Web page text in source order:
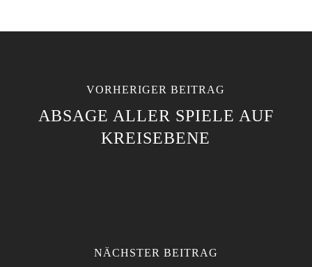
VORHERIGER BEITRAG
ABSAGE ALLER SPIELE AUF
KREISEBENE
NÄCHSTER BEITRAG